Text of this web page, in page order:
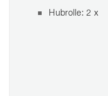
Hubrolle: 2 x